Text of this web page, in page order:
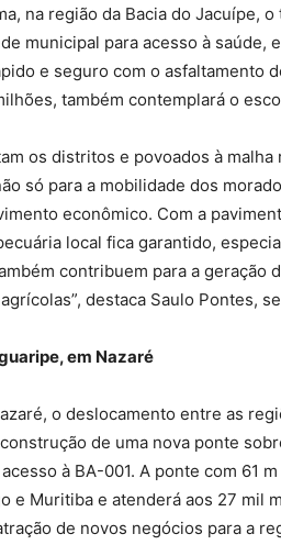
na região da Bacia do Jacuípe,
municipal para acesso à saúde,
e seguro com o asfaltamento
também contemplará o
os distritos e povoados à
só para a mobilidade dos
econômico. Com a
local fica garantido,
contribuem para a geração
destaca Saulo Pontes,
em Nazaré
o deslocamento entre as
de uma nova ponte
à BA-001. A ponte com 61
e Muritiba e atenderá aos 27 mil
de novos negócios para a